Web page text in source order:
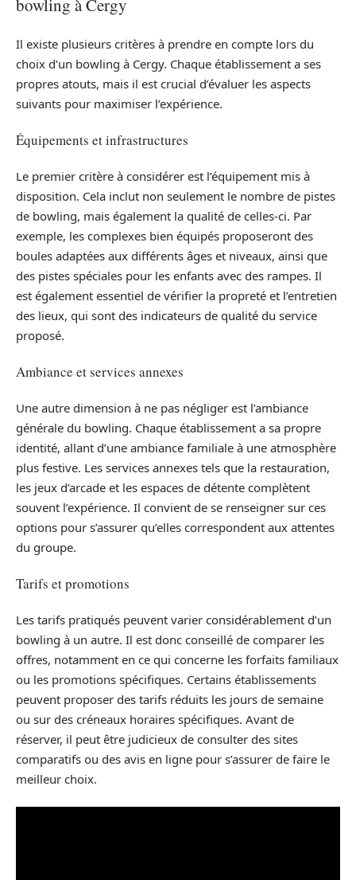
bowling à Cergy
Il existe plusieurs critères à prendre en compte lors du
choix d’un bowling à Cergy. Chaque établissement a ses
propres atouts, mais il est crucial d’évaluer les aspects
suivants pour maximiser l’expérience.
Équipements et infrastructures
Le premier critère à considérer est l’équipement mis à
disposition. Cela inclut non seulement le nombre de pistes
de bowling, mais également la qualité de celles-ci. Par
exemple, les complexes bien équipés proposeront des
boules adaptées aux différents âges et niveaux, ainsi que
des pistes spéciales pour les enfants avec des rampes. Il
est également essentiel de vérifier la propreté et l’entretien
des lieux, qui sont des indicateurs de qualité du service
proposé.
Ambiance et services annexes
Une autre dimension à ne pas négliger est l’ambiance
générale du bowling. Chaque établissement a sa propre
identité, allant d’une ambiance familiale à une atmosphère
plus festive. Les services annexes tels que la restauration,
les jeux d’arcade et les espaces de détente complètent
souvent l’expérience. Il convient de se renseigner sur ces
options pour s’assurer qu’elles correspondent aux attentes
du groupe.
Tarifs et promotions
Les tarifs pratiqués peuvent varier considérablement d’un
bowling à un autre. Il est donc conseillé de comparer les
offres, notamment en ce qui concerne les forfaits familiaux
ou les promotions spécifiques. Certains établissements
peuvent proposer des tarifs réduits les jours de semaine
ou sur des créneaux horaires spécifiques. Avant de
réserver, il peut être judicieux de consulter des sites
comparatifs ou des avis en ligne pour s’assurer de faire le
meilleur choix.